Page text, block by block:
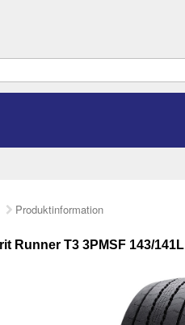
Produktinformation
Runner T3 3PMSF 143/141L